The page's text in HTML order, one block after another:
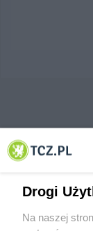
© 2001-2026 Tczew -
Drogi
Na naszej